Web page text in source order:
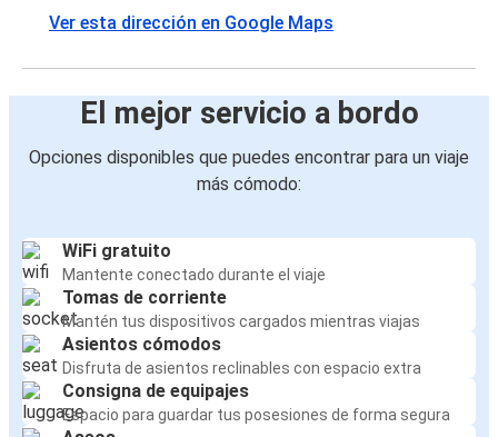
Ver esta dirección en Google Maps
El mejor servicio a bordo
Opciones disponibles que puedes encontrar para un viaje
más cómodo:
WiFi gratuito
Mantente conectado durante el viaje
Tomas de corriente
Mantén tus dispositivos cargados mientras viajas
Asientos cómodos
Disfruta de asientos reclinables con espacio extra
Consigna de equipajes
Espacio para guardar tus posesiones de forma segura